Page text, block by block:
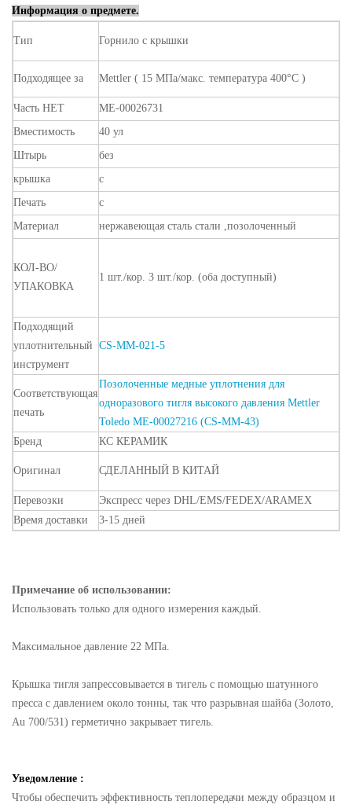
Информация о предмете.
Тип Горнило с крышки
Подходящее за Mettler ( 15 МПа/макс. температура 400°C )
Часть НЕТ
ME-00026731
Вместимость
40 ул
Штырь
без
крышка
с
Печать
с
Материал
нержавеющая сталь стали ,позолоченный
КОЛ-ВО/
УПАКОВКА
1 шт./кор. 3 шт./кор. (оба доступный)
Подходящий
уплотнительный
инструмент
CS-MM-021-5
Соответствующая
печать
Позолоченные медные уплотнения для
одноразового тигля высокого давления Mettler
Toledo ME-00027216 (CS-MM-43)
Бренд
КС КЕРАМИК
Оригинал СДЕЛАННЫЙ В КИТАЙ
Перевозки
Экспресс через DHL/EMS/FEDEX/ARAMEX
Время доставки
3-15 дней
Примечание об использовании:
Использовать только для одного измерения каждый.
Максимальное давление 22 МПа.
Крышка тигля запрессовывается в тигель с помощью шатунного
пресса с давлением около тонны, так что разрывная шайба (Золото,
Au 700/531) герметично закрывает тигель.
Уведомление :
Чтобы обеспечить эффективность теплопередачи между образцом и